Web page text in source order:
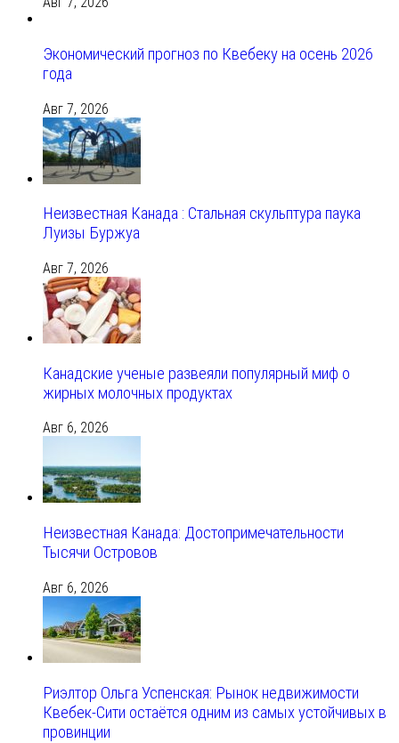
Экономический прогноз по Квебеку на осень 2026
года
Авг 7, 2026
Неизвестная Канада : Стальная скульптура паука
Луизы Буржуа
Авг 7, 2026
Канадские ученые развеяли популярный миф о
жирных молочных продуктах
Авг 6, 2026
Неизвестная Канада: Достопримечательности
Тысячи Островов
Авг 6, 2026
Риэлтор Ольга Успенская: Рынок недвижимости
Квебек-Сити остаётся одним из самых устойчивых в
провинции